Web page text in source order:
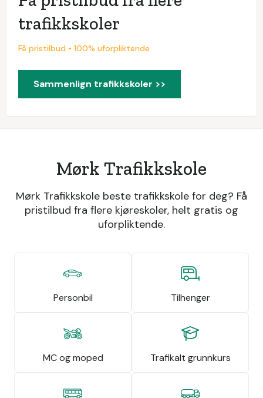
trafikkskoler
Få pristilbud • 100% uforpliktende
Sammenlign trafikkskoler >>
Mørk Trafikkskole
Mørk Trafikkskole beste trafikkskole for deg? Få
pristilbud fra flere kjøreskoler, helt gratis og
uforpliktende.
Personbil Tilhenger
MC og moped Trafikalt grunnkurs